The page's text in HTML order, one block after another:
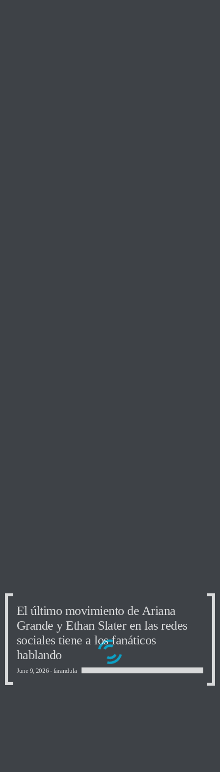
El último movimiento de Ariana
Grande y Ethan Slater en las redes
sociales tiene a los fanáticos
hablando
El último movimiento de Ariana
Grande y Ethan Slater en las redes
sociales tiene a los fanáticos
hablando
El último movimiento de Ariana
Grande y Ethan Slater en las redes
sociales tiene a los fanáticos
hablando
June 9, 2026 - farandula